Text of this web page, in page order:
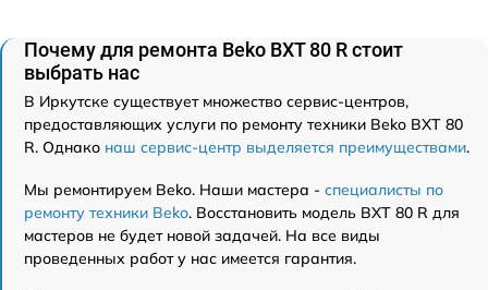
Почему для ремонта Beko BXT 80 R стоит
выбрать нас
В Иркутске существует множество сервис-центров,
предоставляющих услуги по ремонту техники Beko BXT 80
R. Однако наш сервис-центр выделяется преимуществами.
Мы ремонтируем Beko. Наши мастера - специалисты по
ремонту техники Beko. Восстановить модель BXT 80 R для
мастеров не будет новой задачей. На все виды
проведенных работ у нас имеется гарантия.